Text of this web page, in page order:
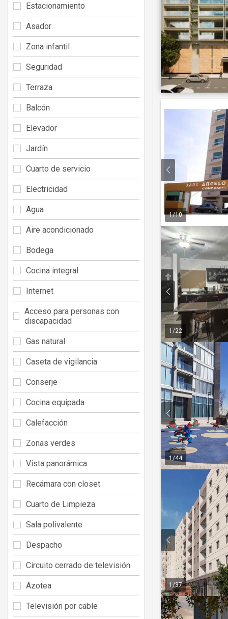
1/10
1 /22
1 /44
1/37
Estacionamiento
Asador
Zona infantil
Seguridad
Terraza
Balcón
Elevador
Jardín
Cuarto de servicio
Electricidad
Agua
Aire acondicionado
Bodega
Cocina integral
Internet
Acceso para personas con
discapacidad
Gas natural
Caseta de vigilancia
Conserje
Cocina equipada
Calefacción
Zonas verdes
Vista panorámica
Recámara con closet
Cuarto de Limpieza
Sala polivalente
Despacho
Circuito cerrado de televisión
Azotea
Televisión por cable